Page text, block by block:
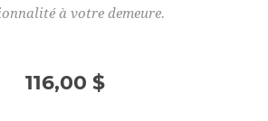
à votre demeure.
116,00 $